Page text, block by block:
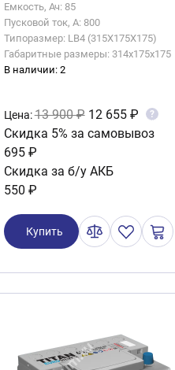
Емкость, Ач: 85
Пусковой ток, А: 800
Типоразмер: LB4 (315X175X175)
Габаритные размеры: 314x175x175
В наличии: 2
Цена:13 900 ₽ 12 655 ₽ ?
Скидка 5% за самовывоз
695 ₽
Скидка за б/у АКБ
550 ₽
Купить